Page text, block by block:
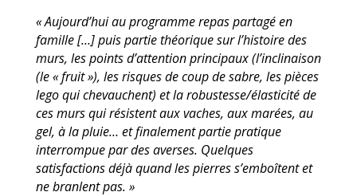
« Aujourd’hui au programme repas partagé en
famille […] puis partie théorique sur l’histoiredes
murs, les points d’attention principaux (l’inclinaison
(le « fruit »), les risques de coup desabre, les pièces
lego qui chevauchent) et la robustesse/élasticité de
ces murs qui résistentaux vaches, aux marées, au
gel, à la pluie… et finalement partie pratique
interrompue pardes averses. Quelques
satisfactions déjà quand les pierres s’emboîtent et
ne branlent pas. »